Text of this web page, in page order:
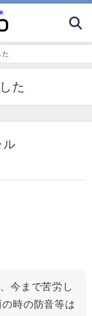
た
た
ル
今まで苦労し
時の防音等は